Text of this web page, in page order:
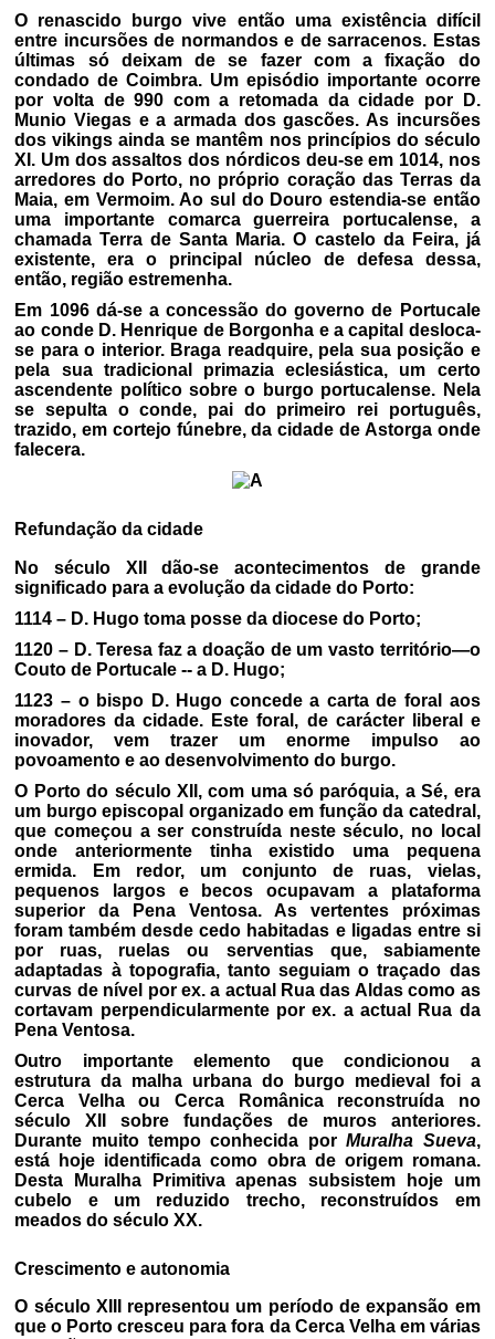
O renascido burgo vive então uma existência difícil
entre incursões de normandos e de sarracenos. Estas
últimas só deixam de se fazer com a fixação do
condado de Coimbra. Um episódio importante ocorre
por volta de 990 com a retomada da cidade por D.
Munio Viegas e a armada dos gascões. As incursões
dos vikings ainda se mantêm nos princípios do século
XI. Um dos assaltos dos nórdicos deu-se em 1014, nos
arredores do Porto, no próprio coração das Terras da
Maia, em Vermoim. Ao sul do Douro estendia-se então
uma importante comarca guerreira portucalense, a
chamada Terra de Santa Maria. O castelo da Feira, já
existente, era o principal núcleo de defesa dessa,
então, região estremenha.
Em 1096 dá-se a concessão do governo de Portucale
ao conde D. Henrique de Borgonha e a capital desloca-
se para o interior. Braga readquire, pela sua posição e
pela sua tradicional primazia eclesiástica, um certo
ascendente político sobre o burgo portucalense. Nela
se sepulta o conde, pai do primeiro rei português,
trazido, em cortejo fúnebre, da cidade de Astorga onde
falecera.
Refundação da cidade
No século XII dão-se acontecimentos de grande
significado para a evolução da cidade do Porto:
1114 – D. Hugo toma posse da diocese do Porto;
1120 – D. Teresa faz a doação de um vasto território—o
Couto de Portucale -- a D. Hugo;
1123 – o bispo D. Hugo concede a carta de foral aos
moradores da cidade. Este foral, de carácter liberal e
inovador, vem trazer um enorme impulso ao
povoamento e ao desenvolvimento do burgo.
O Porto do século XII, com uma só paróquia, a Sé, era
um burgo episcopal organizado em função da catedral,
que começou a ser construída neste século, no local
onde anteriormente tinha existido uma pequena
ermida. Em redor, um conjunto de ruas, vielas,
pequenos largos e becos ocupavam a plataforma
superior da Pena Ventosa. As vertentes próximas
foram também desde cedo habitadas e ligadas entre si
por ruas, ruelas ou serventias que, sabiamente
adaptadas à topografia, tanto seguiam o traçado das
curvas de nível por ex. a actual Rua das Aldas como as
cortavam perpendicularmente por ex. a actual Rua da
Pena Ventosa.
Outro importante elemento que condicionou a
estrutura da malha urbana do burgo medieval foi a
Cerca Velha ou Cerca Românica reconstruída no
século XII sobre fundações de muros anteriores.
Durante muito tempo conhecida porMuralha Sueva,
está hoje identificada como obra de origem romana.
Desta Muralha Primitiva apenas subsistem hoje um
cubelo e um reduzido trecho, reconstruídos em
meados do século XX.
Crescimento e autonomia
O século XIII representou um período de expansão em
que o Porto cresceu para fora da Cerca Velha em várias